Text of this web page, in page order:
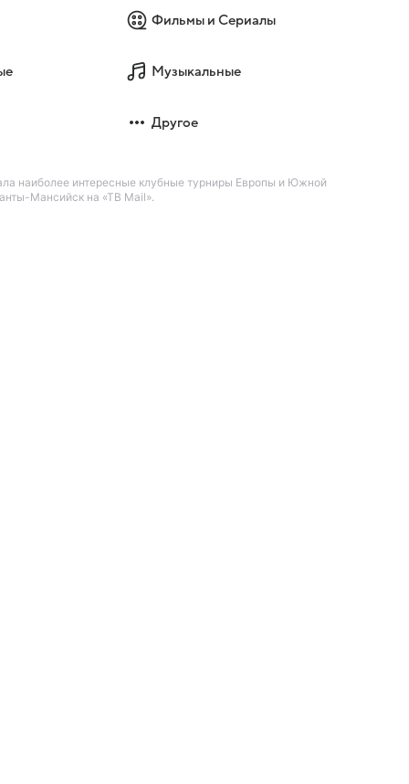
Фильмы и Сериалы
Музыкальные
Другое
наиболее интересные клубные турниры Европы и Южной
Мансийск на «ТВ Mail».